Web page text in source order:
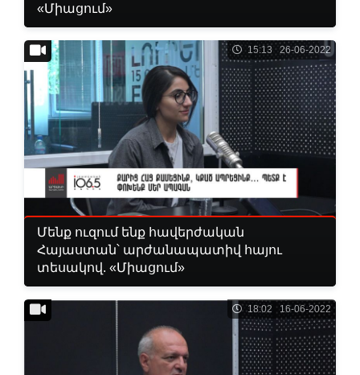
«Միացում»
15:13 26-06-2022
Մենք ուզում ենք հավերժական
Հայաստան՝ արժանապատիվ հայու
տեսակով. «Միացում»
18:02 16-06-2022